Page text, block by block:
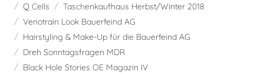
Q Cells
Taschenkaufhaus Herbst/Winter 2018
Venotrain Look Bauerfeind AG
Hairstyling & Make-Up für die Bauerfeind AG
Dreh Sonntagsfragen MDR
Black Hole Stories OE Magazin IV